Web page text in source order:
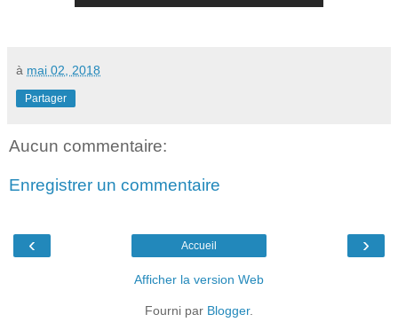
à mai 02, 2018
Partager
Aucun commentaire:
Enregistrer un commentaire
‹ ›
Accueil
Afficher la version Web
Fourni par Blogger.